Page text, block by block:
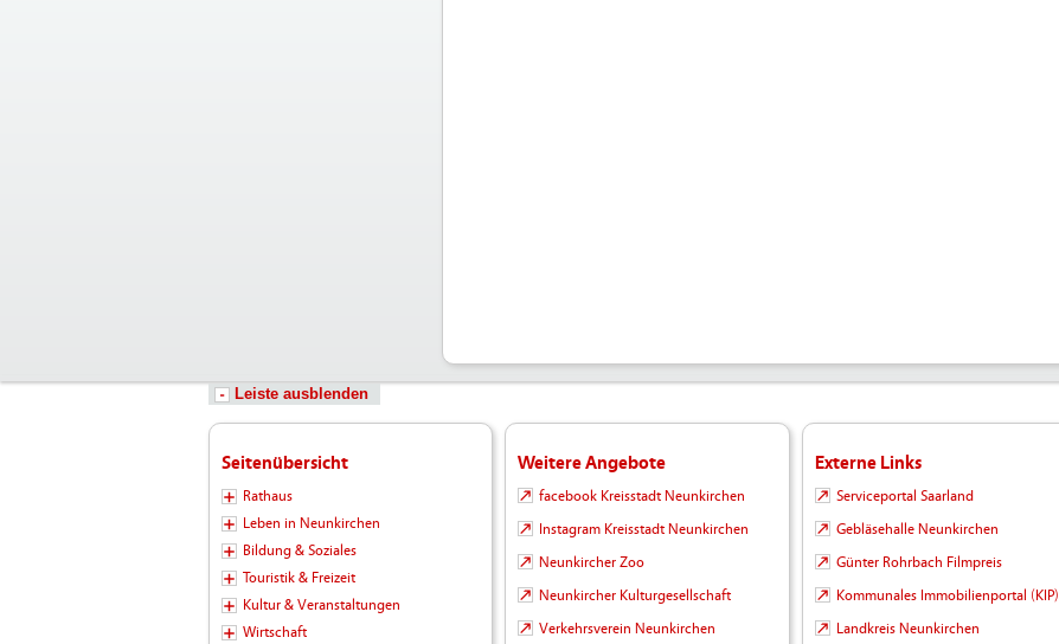
Leiste ausblenden
Seitenübersicht
Rathaus
Leben in Neunkirchen
Bildung & Soziales
Touristik & Freizeit
Kultur & Veranstaltungen
Wirtschaft
Weitere Angebote
facebook Kreisstadt Neunkirchen
Instagram Kreisstadt Neunkirchen
Neunkircher Zoo
Neunkircher Kulturgesellschaft
Verkehrsverein Neunkirchen
Externe Links
Serviceportal Saarland
Gebläsehalle Neunkirchen
Günter Rohrbach Filmpreis
Kommunales Immobilienportal (KIP)
Landkreis Neunkirchen